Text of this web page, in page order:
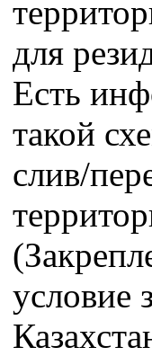
для
Есть
такой
слив/
условие